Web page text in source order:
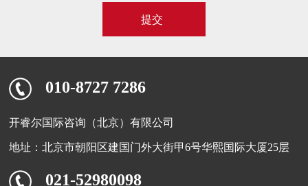
010-8727 7286
开睿尔国际咨询（北京）有限公司
地址：北京市朝阳区建国门外大街甲6号华熙国际大厦25层
021-52980098